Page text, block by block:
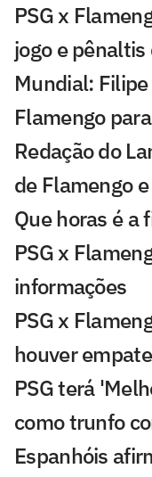
PSG x
jogo e
Mundial:
Flamengo
Redação do
de Flamengo e
Que horas é a
PSG x
informações
PSG x
houver
PSG terá
como trunfo
Espanhóis